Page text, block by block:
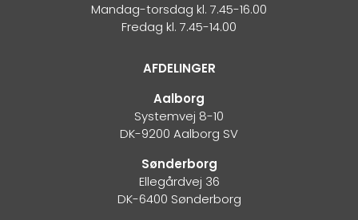
Mandag-torsdag kl. 7.45-16.00
Fredag kl. 7.45-14.00
AFDELINGER
Aalborg
Systemvej 8-10
DK-9200 Aalborg SV
Sønderborg
Ellegårdvej 36
DK-6400 Sønderborg